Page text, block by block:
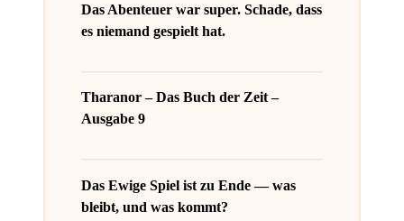
Das Abenteuer war super. Schade, dass
es niemand gespielt hat.
Tharanor – Das Buch der Zeit –
Ausgabe 9
Das Ewige Spiel ist zu Ende — was
bleibt, und was kommt?